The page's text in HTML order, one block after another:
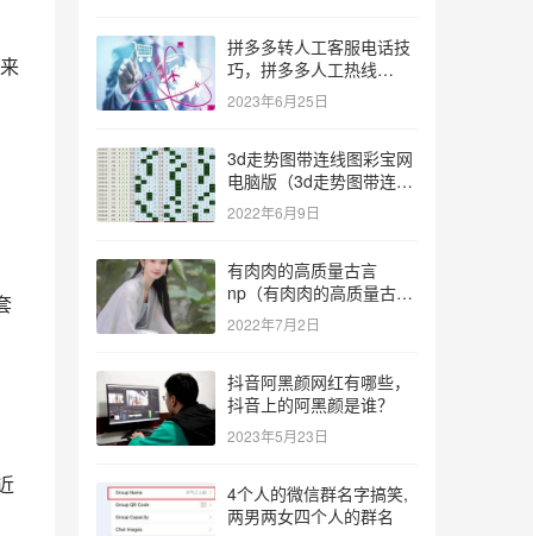
拼多多转人工客服电话技
巧，拼多多人工热线
9541344？
2023年6月25日
3d走势图带连线图彩宝网
电脑版（3d走势图带连线
图彩宝网手机版）
2022年6月9日
有肉肉的高质量古言
np（有肉肉的高质量古言
np推荐）
2022年7月2日
抖音阿黑颜网红有哪些，
抖音上的阿黑颜是谁？
2023年5月23日
4个人的微信群名字搞笑,
两男两女四个人的群名